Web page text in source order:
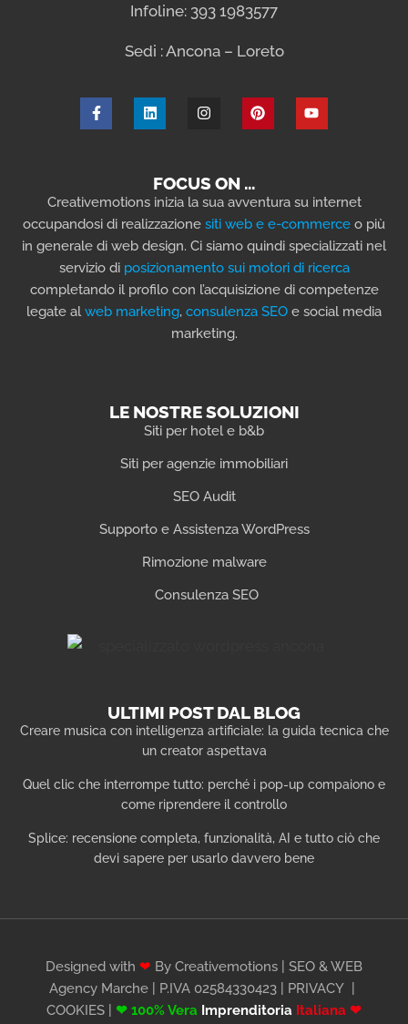
Infoline: 393 1983577
Sedi : Ancona – Loreto
FOCUS ON …
Creativemotions inizia la sua avventura su internet
occupandosi di realizzazione siti web e e-commerce o più
in generale di web design. Ci siamo quindi specializzati nel
servizio di posizionamento sui motori di ricerca
completando il profilo con l’acquisizione di competenze
legate alweb marketing, consulenza SEO e social media
marketing.
LE NOSTRE SOLUZIONI
Siti per hotel e b&b
Siti per agenzie immobiliari
SEO Audit
Supporto e Assistenza WordPress
Rimozione malware
Consulenza SEO
ULTIMI POST DAL BLOG
Creare musica con intelligenza artificiale: la guida tecnica che
un creator aspettava
Quel clic che interrompe tutto: perché i pop-up compaiono e
come riprendere il controllo
Splice: recensione completa, funzionalità, AI e tutto ciò che
devi sapere per usarlo davvero bene
Designed with ❤ By Creativemotions | SEO & WEB
Agency Marche | P.IVA 02584330423 |
PRIVACY
COOKIES
❤ 100% Vera Imprenditoria Italiana ❤